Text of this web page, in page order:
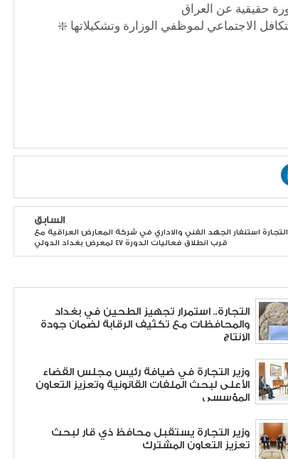
❇️ توجيه الدائرة القانونية باعادة دراسة ضوابط انشاء صندوق التكافل الاجتماعي لموظفي الوزارة وتشكيلاتها
السابق
التجارة استنفار الجهد الفني والاداري في شركة المعارض العراقية مع
قرب انطلاق فعاليات الدورة ٤٧ لمعرض بغداد الدولي
التجارة.. استمرار تجهيز الطحين في بغداد
والمحافظات مع تكثيف الرقابة لضمان جودة
الإنتاج
وزير التجارة في ضيافة رئيس مجلس القضاء
الأعلى لبحث الملفات القانونية وتعزيز التعاون
المؤسسي
وزير التجارة يستقبل محافظ ذي قار لبحث
تعزيز التعاون المشترك